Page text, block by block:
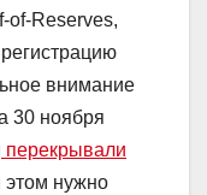
of-Reserves,
внимание
30 ноября
перекрывали
этом нужно